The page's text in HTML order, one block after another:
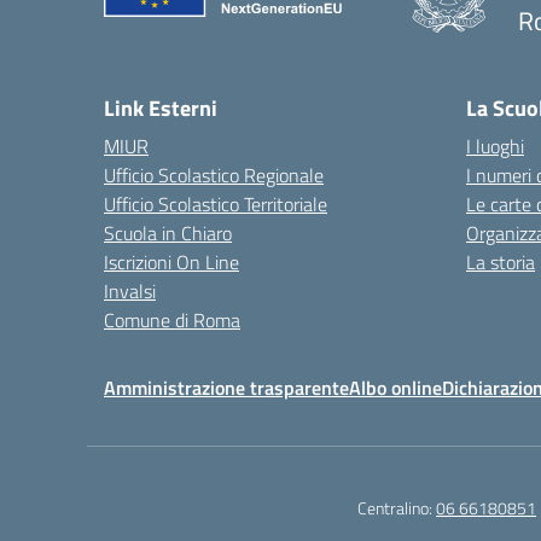
Link Esterni
MIUR
Ufficio Scolastico Regionale
Ufficio Scolastico Territoriale
Scuola in Chiaro
Iscrizioni On Line
Invalsi
Comune di Roma
La
I luoghi
I numeri
Le carte
La storia
Amministrazione trasparenteAlbo online
Centralino:06 66180851